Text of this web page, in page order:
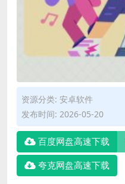
资源分类: 安卓软件
发布时间: 2026-05-20
百度网盘高速下载
夸克网盘高速下载